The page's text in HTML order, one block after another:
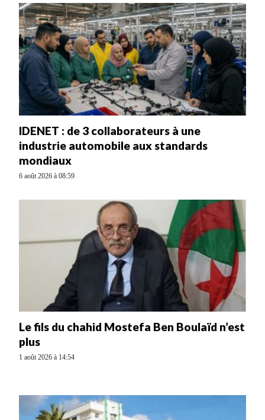
IDENET : de 3 collaborateurs à une
industrie automobile aux standards
mondiaux
6 août 2026 à 08:59
Le fils du chahid Mostefa Ben Boulaïd n’est
plus
1 août 2026 à 14:54